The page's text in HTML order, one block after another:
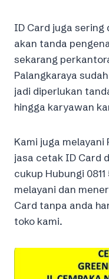
ID Card juga
akan tanda
sekarang
Palangkaraya
jadi diperlukan
hingga karyawan
Kami juga melayani
jasa cetak ID Card
cukup Hubungi
melayani dan
Card tanpa anda
toko kami.